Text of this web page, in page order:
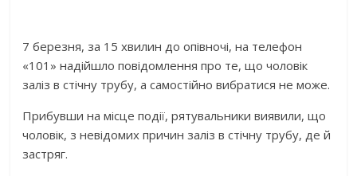
7 березня, за 15 хвилин до опівночі, на телефон
«101» надійшло повідомлення про те, що чоловік
заліз в стічну трубу, а самостійно вибратися не може.
Прибувши на місце події, рятувальники виявили, що
чоловік, з невідомих причин заліз в стічну трубу, де й
застряг.